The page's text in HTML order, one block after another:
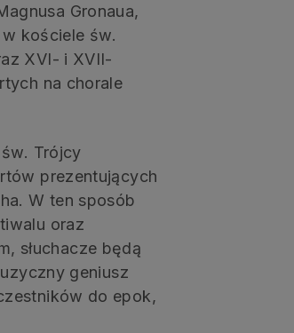
Gronaua,
kościele św.
XVI- i XVII-
na chorale
Trójcy
prezentujących
W ten sposób
oraz
słuchacze będą
geniusz
do epok,